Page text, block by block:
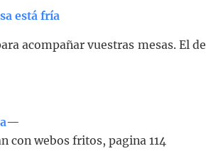
está fría
acompañar vuestras mesas. El de
—
con webos fritos, pagina 114